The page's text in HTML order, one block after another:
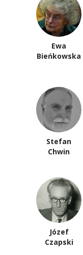
Ewa
Bieńkowska
Stefan
Chwin
Józef
Czapski